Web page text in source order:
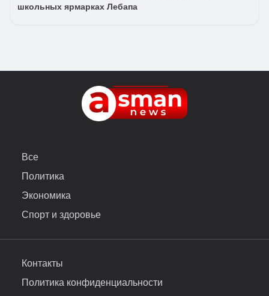
школьных ярмарках Лебапа
Все
Политика
Экономика
Спорт и здоровье
Контакты
Политика конфиденциальности